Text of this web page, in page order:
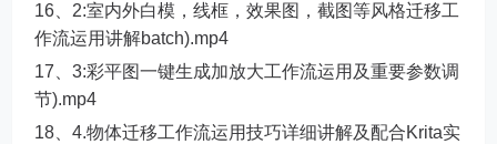
16、2:室内外白模，线框，效果图，截图等风格迁移工
作流运用讲解batch).mp4
17、3:彩平图一键生成加放大工作流运用及重要参数调
节).mp4
18、4.物体迁移工作流运用技巧详细讲解及配合Krita实